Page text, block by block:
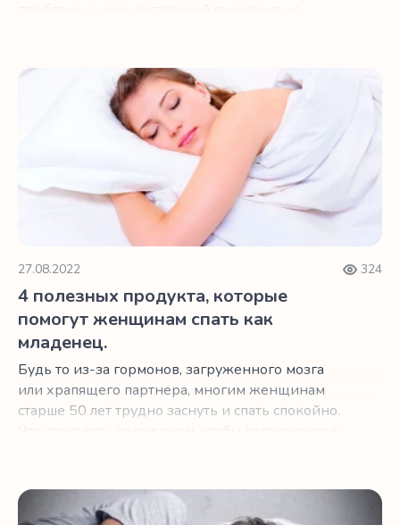
4 полезных продукта, которые помогут женщинам
27.08.2022 324
4 полезных продукта, которые
помогут женщинам спать как
младенец.
Будь то из-за гормонов, загруженного мозга
или храпящего партнера, многим женщинам
старше 50 лет трудно заснуть и спать спокойно.
6 продуктов, которые мешают крепкому сну в пожилом